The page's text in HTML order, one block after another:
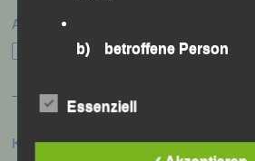
Archiv
Archiv
Kategorien
b) betroffene Person
identifizierbare natürliche
Verarbeitung
Essenziell